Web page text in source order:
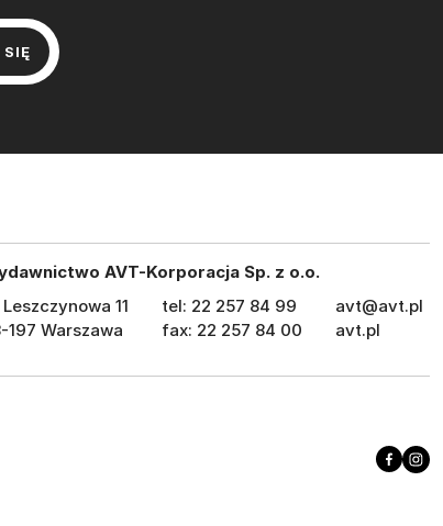
AVT-Korporacja Sp. z o.o.
Leszczynowa 11
197 Warszawa
tel: 22 257 84 99
fax: 22 257 84 00
avt@avt.pl
avt.pl